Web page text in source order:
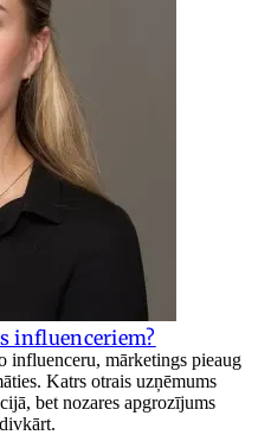
influenceriem?
influenceru, mārketings pieaug
Katrs otrais uzņēmums
bet nozares apgrozījums